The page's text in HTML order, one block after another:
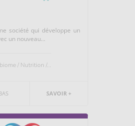
société qui développe un
un nouveau...
/ Nutrition /...
SAVOIR +